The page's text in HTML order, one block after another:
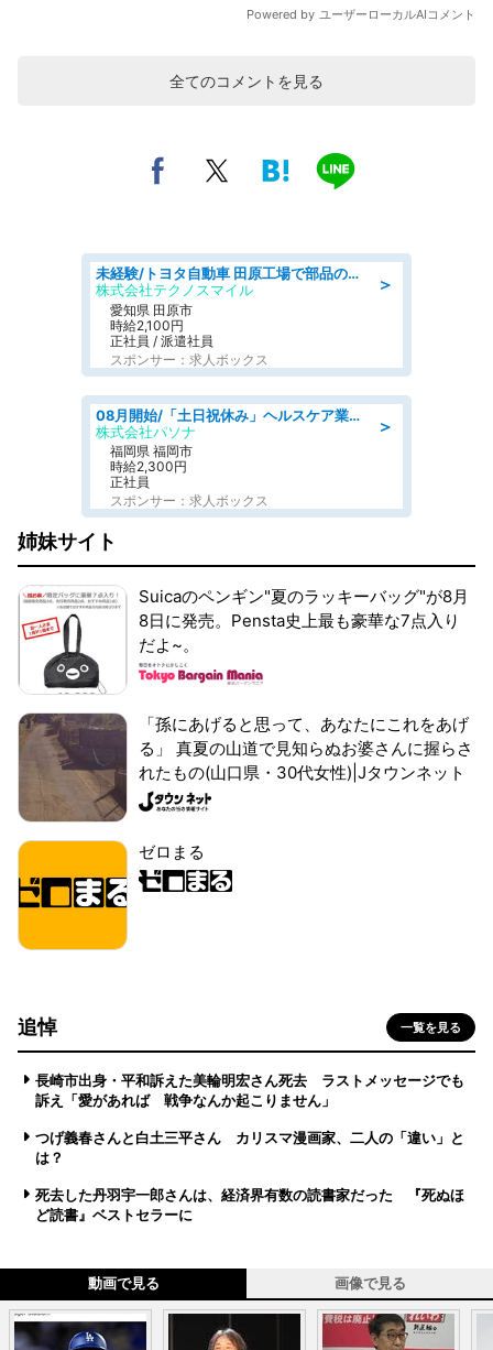
全てのコメントを見る
＞
未経験/トヨタ自動車 田原工場で部品の運搬作業/tutumi
株式会社テクノスマイル
愛知県 田原市
時給2,100円
正社員 / 派遣社員
スポンサー：求人ボックス
＞
08月開始/「土日祝休み」ヘルスケア業界の産業保健師/高時給/未経験OK/要資格:保健師、正看護師
株式会社パソナ
福岡県 福岡市
時給2,300円
正社員
スポンサー：求人ボックス
姉妹サイト
Suicaのペンギン"夏のラッキーバッグ"が8月
8日に発売。Pensta史上最も豪華な7点入り
だよ~。
「孫にあげると思って、あなたにこれをあげ
る」 真夏の山道で見知らぬお婆さんに握らさ
れたもの(山口県・30代女性)|Jタウンネット
ゼロまる
追悼 一覧を見る
長崎市出身・平和訴えた美輪明宏さん死去 ラストメッセージでも
訴え「愛があれば 戦争なんか起こりません」
つげ義春さんと白土三平さん カリスマ漫画家、二人の「違い」と
は？
死去した丹羽宇一郎さんは、経済界有数の読書家だった 『死ぬほ
ど読書』ベストセラーに
動画で見る 画像で見る